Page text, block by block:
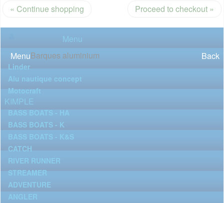
« Continue shopping Proceed to checkout »
Menu
Menu
Back
Barques aluminium
Linder
Alu nautique concept
Motocraft
KIMPLE
BASS BOATS - HA
BASS BOATS - K
BASS BOATS - K&S
CATCH
RIVER RUNNER
STREAMER
ADVENTURE
ANGLER